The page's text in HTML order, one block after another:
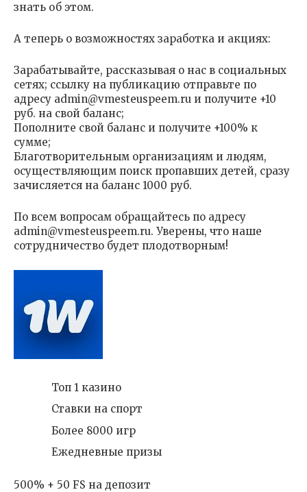
знать об этом.
А теперь о возможностях заработка и акциях:
Зарабатывайте, рассказывая о нас в социальных
сетях; ссылку на публикацию отправьте по
адресу admin@vmesteuspeem.ru и получите +10
руб. на свой баланс;
Пополните свой баланс и получите +100% к
сумме;
Благотворительным организациям и людям,
осуществляющим поиск пропавших детей, сразу
зачисляется на баланс 1000 руб.
По всем вопросам обращайтесь по адресу
admin@vmesteuspeem.ru. Уверены, что наше
сотрудничество будет плодотворным!
Топ 1 казино
Ставки на спорт
Более 8000 игр
Ежедневные призы
500% + 50 FS на депозит